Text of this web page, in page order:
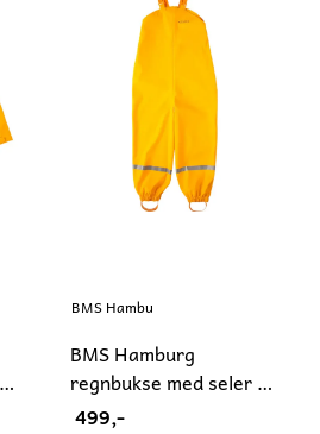
BMS Hamburg
BMS Hamburg
regnbukse med seler -
str. 86
499,-